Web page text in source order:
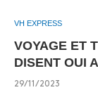
VH EXPRESS
VOYAGE ET
DISENT OUI
29/11/2023